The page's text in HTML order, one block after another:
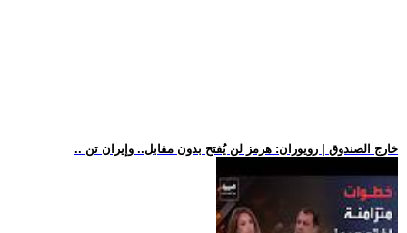
.. خارج الصندوق | رويوران: هرمز لن يُفتح بدون مقابل.. وإيران تن